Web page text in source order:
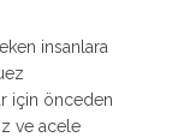
insanlara
için önceden
ve acele